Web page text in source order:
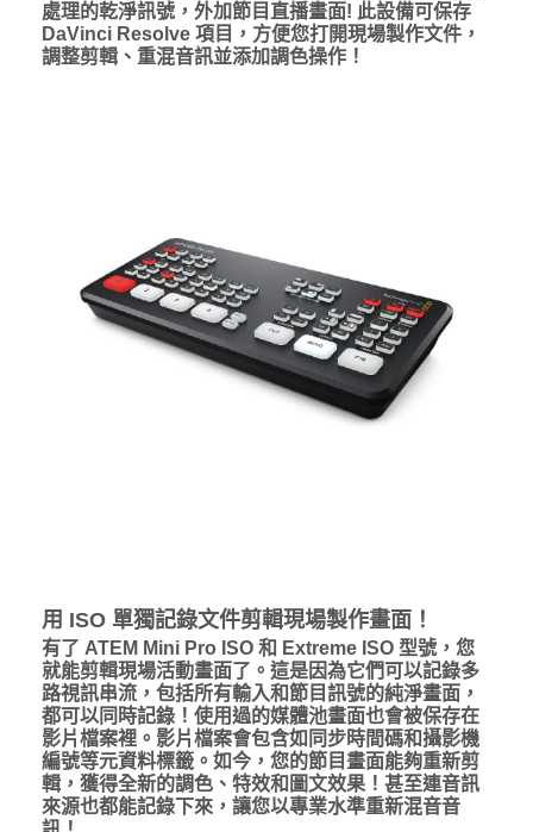
處理的乾淨訊號，外加節目直播畫面! 此設備可保存
DaVinci Resolve 項目，方便您打開現場製作文件，
調整剪輯、重混音訊並添加調色操作！
用 ISO 單獨記錄文件剪輯現場製作畫面！
有了 ATEM Mini Pro ISO 和 Extreme ISO 型號，您
就能剪輯現場活動畫面了。這是因為它們可以記錄多
路視訊串流，包括所有輸入和節目訊號的純淨畫面，
都可以同時記錄！使用過的媒體池畫面也會被保存在
影片檔案裡。影片檔案會包含如同步時間碼和攝影機
編號等元資料標籤。如今，您的節目畫面能夠重新剪
輯，獲得全新的調色、特效和圖文效果！甚至連音訊
來源也都能記錄下來，讓您以專業水準重新混音音